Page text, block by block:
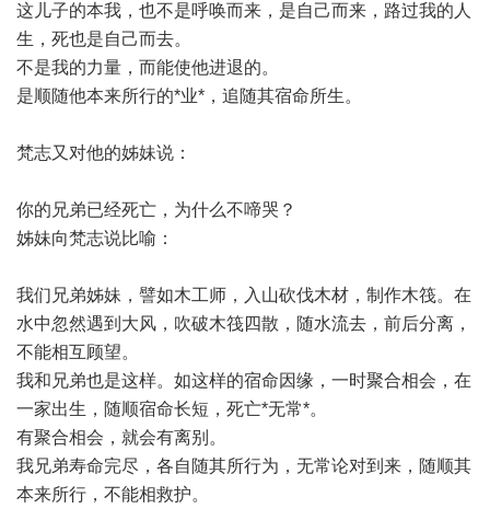
这儿子的本我，也不是呼唤而来，是自己而来，路过我的人
生，死也是自己而去。
不是我的力量，而能使他进退的。
是顺随他本来所行的*业*，追随其宿命所生。
梵志又对他的姊妹说：
你的兄弟已经死亡，为什么不啼哭？
姊妹向梵志说比喻：
我们兄弟姊妹，譬如木工师，入山砍伐木材，制作木筏。在
水中忽然遇到大风，吹破木筏四散，随水流去，前后分离，
不能相互顾望。
我和兄弟也是这样。如这样的宿命因缘，一时聚合相会，在
一家出生，随顺宿命长短，死亡*无常*。
有聚合相会，就会有离别。
我兄弟寿命完尽，各自随其所行为，无常论对到来，随顺其
本来所行，不能相救护。